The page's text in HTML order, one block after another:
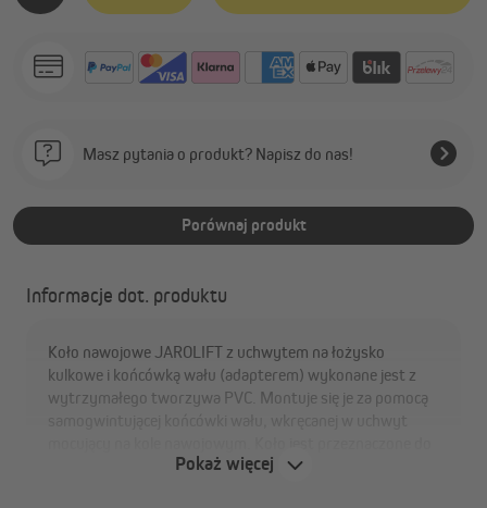
Masz pytania o produkt? Napisz do nas!
Porównaj produkt
Informacje dot. produktu
Koło nawojowe JAROLIFT z uchwytem na łożysko
kulkowe i końcówką wału (adapterem) wykonane jest z
wytrzymałego tworzywa PVC. Montuje się je za pomocą
stalowych wałów o szerokości klucza 60 mm i taśm o
Pokaż więcej